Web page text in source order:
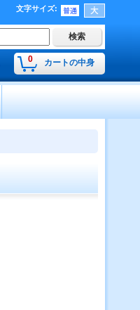
文字サイズ:
0 カートの中身